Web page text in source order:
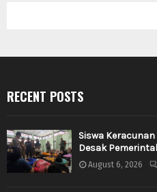
RECENT POSTS
Siswa
Desak
August 6, 2026